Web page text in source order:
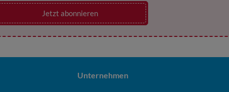
Jetzt abonnieren
Unternehmen